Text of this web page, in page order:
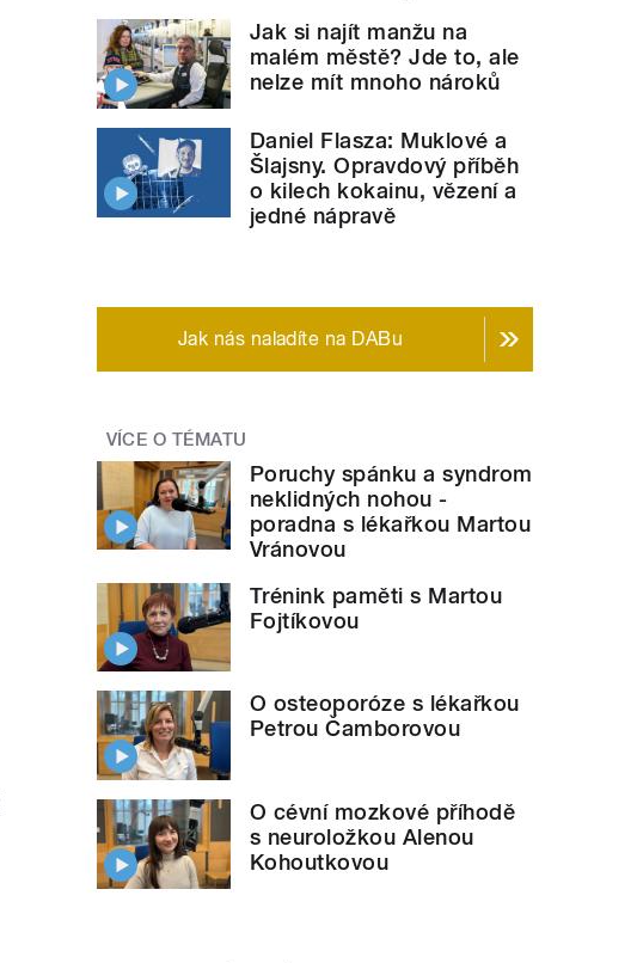
Jak si najít manžu na
malém městě? Jde to, ale
nelze mít mnoho nároků
Daniel Flasza: Muklové a
Šlajsny. Opravdový příběh
o kilech kokainu, vězení a
jedné nápravě
Jak nás naladíte na DABu
VÍCE O TÉMATU
Poruchy spánku a syndrom
neklidných nohou -
poradna s lékařkou Martou
Vránovou
Trénink paměti s Martou
Fojtíkovou
O osteoporóze s lékařkou
Petrou Čamborovou
O cévní mozkové příhodě
s neuroložkou Alenou
Kohoutkovou